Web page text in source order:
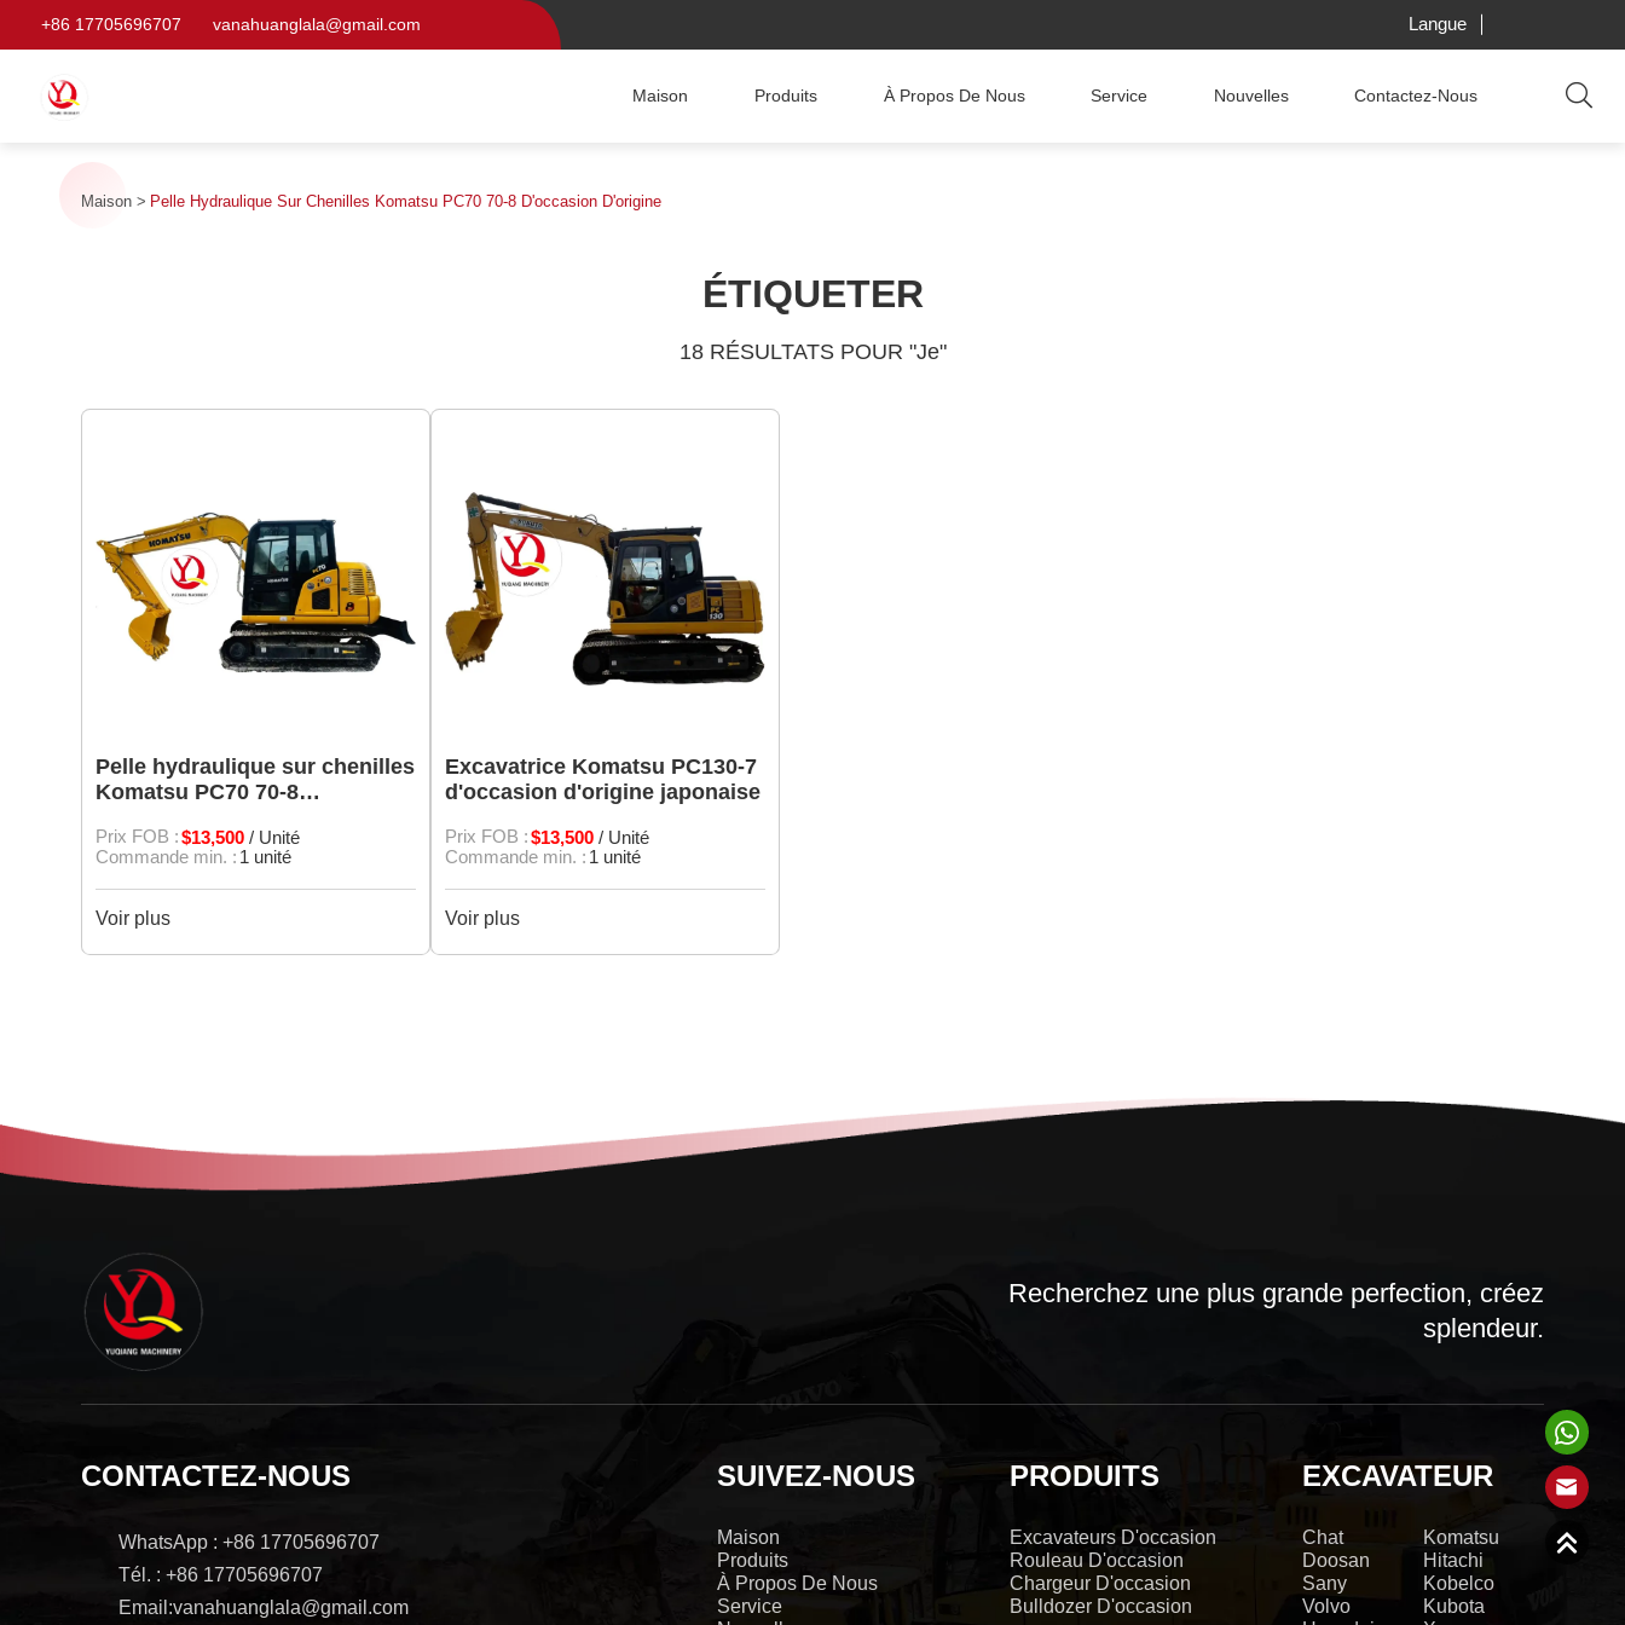
+86 17705696707 vanahuanglala@gmail.com Langue
Maison Produits À Propos De Nous Service Nouvelles Contactez-Nous
Maison Pelle Hydraulique Sur Chenilles Komatsu PC70 70-8 D'occasion D'origine
ÉTIQUETER
18 RÉSULTATS POUR "Je"
Pelle hydraulique sur chenilles
Komatsu PC70 70-8
Prix FOB :$13,500/ Unité
Commande min. : 1 unité
Voir plus
Excavatrice Komatsu PC130-7
d'occasion d'origine japonaise
Prix FOB :$13,500/ Unité
Commande min. : 1 unité
Voir plus
Recherchez une plus grande perfection, créez
splendeur.
CONTACTEZ-NOUS
WhatsApp : +86 17705696707
Tél. : +86 17705696707
Email:vanahuanglala@gmail.com
SUIVEZ-NOUS
Maison
Produits
À Propos De Nous
Service
PRODUITS
Excavateurs D'occasion
Rouleau D'occasion
Chargeur D'occasion
Bulldozer D'occasion
EXCAVATEUR
Chat
Komatsu
Doosan
Hitachi
Sany
Kobelco
Volvo
Kubota